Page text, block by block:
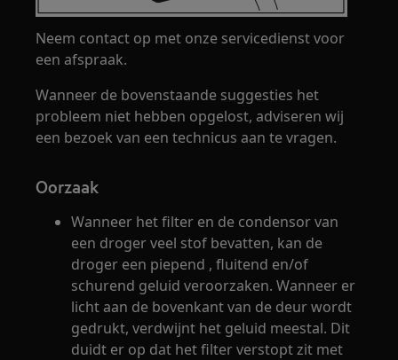
Neem contact op met onze servicedienst voor
een afspraak.
Wanneer de bovenstaande suggesties het
probleem niet hebben opgelost, adviseren wij
een bezoek van een technicus aan te vragen.
Oorzaak
Wanneer het filter en de condensor van
een droger veel stof bevatten, kan de
droger een piepend , fluitend en/of
schurend geluid veroorzaken. Wanneer er
licht aan de bovenkant van de deur wordt
gedrukt, verdwijnt het geluid meestal. Dit
duidt er op dat het filter verstopt zit met